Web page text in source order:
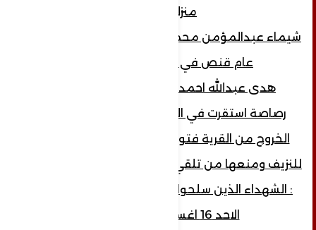
منزلها .
عام قنص في العين اليمنى .
هدى عبدالله احمد عبدالعزيز الرميمة
رصاصة استقرت في البطن وتم منعها من
الخروج من القرية فتوفت بعد يومين نتيجة
للنزيف ومنعها من تلقي وسائل الاسعاف الاولية
: الشهداء الذين سلحوا يوم اجتياح القرية يوم
الاحد 16 اغسطس 2015